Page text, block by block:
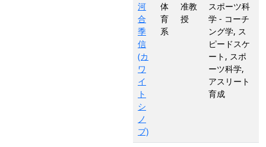
河
合
季
信
(カ
ワ
イ
ト
シ
ノ
ブ)
体
育
系
准教
授
スポーツ科
学 - コーチ
ング学, ス
ピードスケ
ート, スポ
ーツ科学,
アスリート
育成